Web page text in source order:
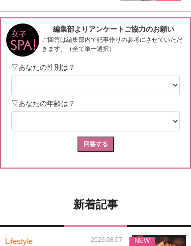
新着記事
Lifestyle 2026.08.07 NEW